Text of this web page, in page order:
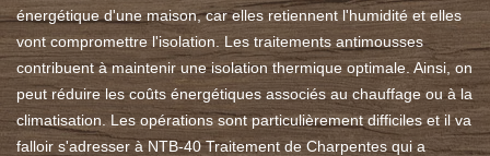
énergétique d'une maison, car elles retiennent l'humidité et elles
vont compromettre l'isolation. Les traitements antimousses
contribuent à maintenir une isolation thermique optimale. Ainsi, on
peut réduire les coûts énergétiques associés au chauffage ou à la
climatisation. Les opérations sont particulièrement difficiles et il va
falloir s'adresser à NTB-40 Traitement de Charpentes qui a